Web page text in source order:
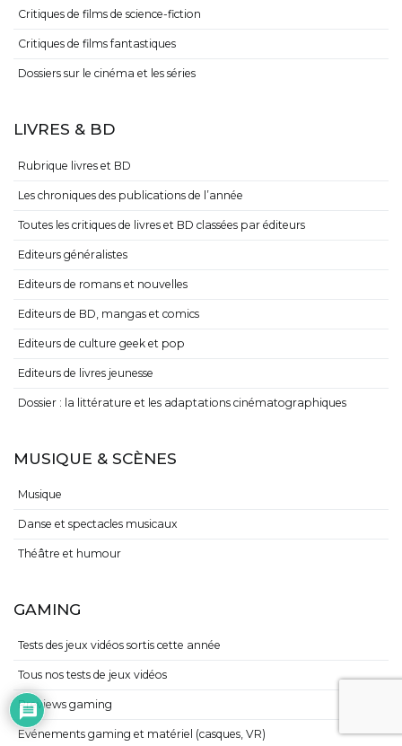
Critiques de films de science-fiction
Critiques de films fantastiques
Dossiers sur le cinéma et les séries
LIVRES & BD
Rubrique livres et BD
Les chroniques des publications de l’année
Toutes les critiques de livres et BD classées par éditeurs
Editeurs généralistes
Editeurs de romans et nouvelles
Editeurs de BD, mangas et comics
Editeurs de culture geek et pop
Editeurs de livres jeunesse
Dossier : la littérature et les adaptations cinématographiques
MUSIQUE & SCÈNES
Musique
Danse et spectacles musicaux
Théâtre et humour
GAMING
Tests des jeux vidéos sortis cette année
Tous nos tests de jeux vidéos
Previews gaming
Evénements gaming et matériel (casques, VR)